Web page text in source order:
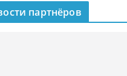
партнёров